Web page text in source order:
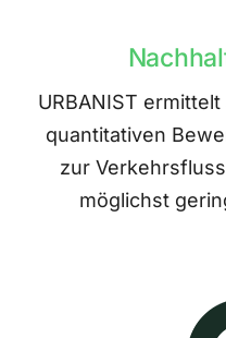
URBANIST
quantitativen
zur
möglichst